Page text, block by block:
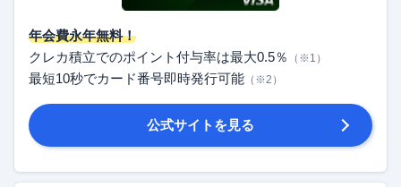
年会費永年無料！
クレカ積立でのポイント付与率は最大0.5％
（※1）
最短10秒でカード番号即時発行可能 （※2）
公式サイトを見る